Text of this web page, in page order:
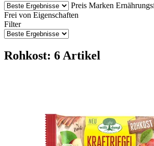
Preis Marken
Frei von Eigenschaften
Filter
Rohkost: 6 Artikel